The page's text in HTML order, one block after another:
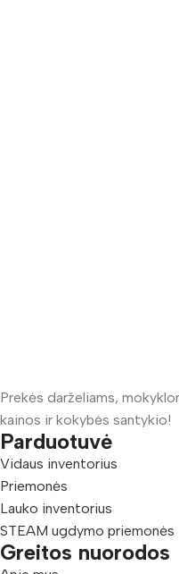
Prekės darželiams,
kainos ir kokybės santykio!
Parduotuvė
Vidaus inventorius
Priemonės
Lauko inventorius
STEAM ugdymo priemonės
Greitos nuorodos